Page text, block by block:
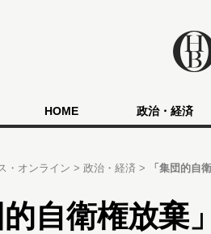
HOME 政治・経済
・オンライン 政治・経済
「集団的自
的自衛権放棄